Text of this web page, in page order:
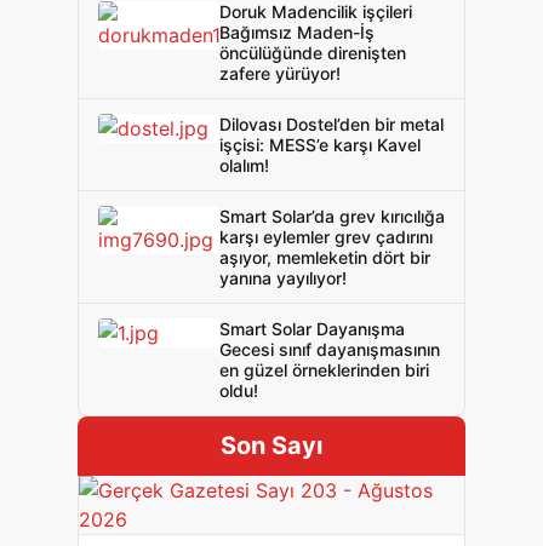
Doruk Madencilik işçileri
Bağımsız Maden-İş
öncülüğünde direnişten
zafere yürüyor!
Dilovası Dostel’den bir metal
işçisi: MESS’e karşı Kavel
olalım!
Smart Solar’da grev kırıcılığa
karşı eylemler grev çadırını
aşıyor, memleketin dört bir
yanına yayılıyor!
Smart Solar Dayanışma
Gecesi sınıf dayanışmasının
en güzel örneklerinden biri
oldu!
Son Sayı